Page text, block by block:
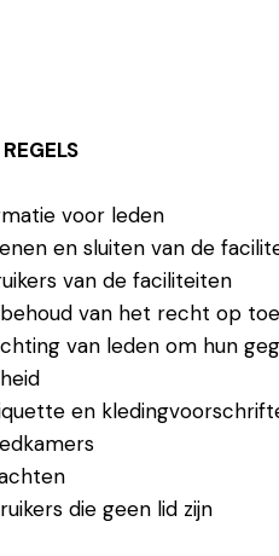
voor leden
en sluiten van de
van de faciliteiten
van het recht op
van leden om hun
en
die geen lid zijn